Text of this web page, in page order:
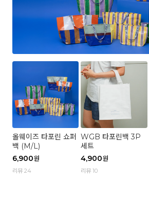
올웨이즈 타포린 쇼퍼
백 (M/L)
6,900원
리뷰 24
WGB 타포린백 3P
세트
4,900원
리뷰 10